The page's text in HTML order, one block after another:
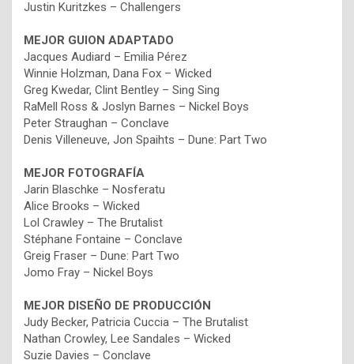
Justin Kuritzkes – Challengers
MEJOR GUION ADAPTADO
Jacques Audiard – Emilia Pérez
Winnie Holzman, Dana Fox – Wicked
Greg Kwedar, Clint Bentley – Sing Sing
RaMell Ross & Joslyn Barnes – Nickel Boys
Peter Straughan – Conclave
Denis Villeneuve, Jon Spaihts – Dune: Part Two
MEJOR FOTOGRAFÍA
Jarin Blaschke – Nosferatu
Alice Brooks – Wicked
Lol Crawley – The Brutalist
Stéphane Fontaine – Conclave
Greig Fraser – Dune: Part Two
Jomo Fray – Nickel Boys
MEJOR DISEÑO DE PRODUCCIÓN
Judy Becker, Patricia Cuccia – The Brutalist
Nathan Crowley, Lee Sandales – Wicked
Suzie Davies – Conclave